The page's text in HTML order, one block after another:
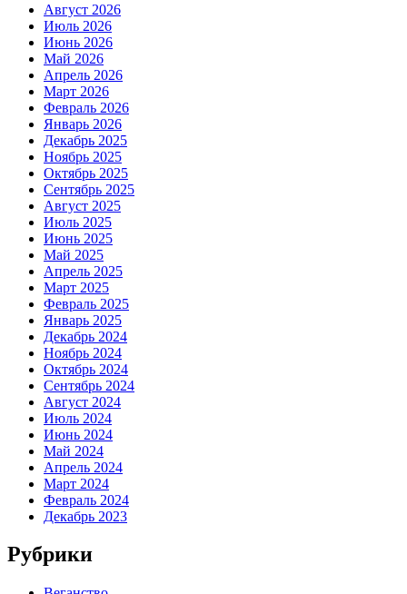
Август 2026
Июль 2026
Июнь 2026
Май 2026
Апрель 2026
Март 2026
Февраль 2026
Январь 2026
Декабрь 2025
Ноябрь 2025
Октябрь 2025
Сентябрь 2025
Август 2025
Июль 2025
Июнь 2025
Май 2025
Апрель 2025
Март 2025
Февраль 2025
Январь 2025
Декабрь 2024
Ноябрь 2024
Октябрь 2024
Сентябрь 2024
Август 2024
Июль 2024
Июнь 2024
Май 2024
Апрель 2024
Март 2024
Февраль 2024
Декабрь 2023
Рубрики